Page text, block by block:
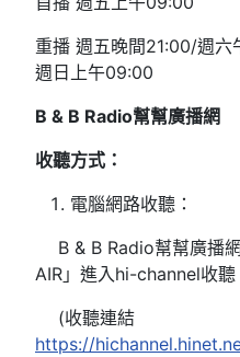
重播 週五晚間21:00/週
週日上午09:00
B & B Radio幫幫廣播網
收聽方式：
電腦網路收聽：
B & B Radio幫幫廣播
AIR」進入hi-channel收聽
(收聽連結
https://